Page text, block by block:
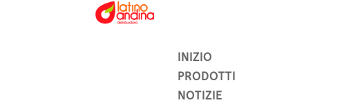
INIZIO
PRODOTTI
NOTIZIE